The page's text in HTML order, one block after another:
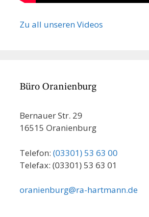
Zu all unseren Videos
Büro Oranienburg
Bernauer Str. 29
16515 Oranienburg
Telefon: (03301) 53 63 00
Telefax: (03301) 53 63 01
oranienburg@ra-hartmann.de